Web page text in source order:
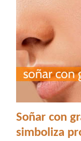
Soñar con
simboliza